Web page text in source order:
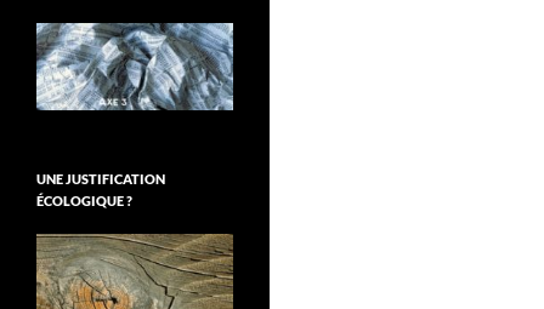
UNE JUSTIFICATION
ÉCOLOGIQUE ?